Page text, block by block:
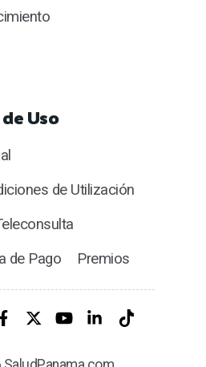
Uso
de Utilización
de Pago
Premios